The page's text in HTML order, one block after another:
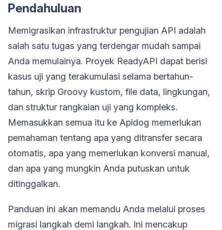
Pendahuluan
Memigrasikan infrastruktur pengujian API adalah
salah satu tugas yang terdengar mudah sampai
Anda memulainya. Proyek ReadyAPI dapat berisi
kasus uji yang terakumulasi selama bertahun-
tahun, skrip Groovy kustom, file data, lingkungan,
dan struktur rangkaian uji yang kompleks.
Memasukkan semua itu ke Apidog memerlukan
pemahaman tentang apa yang ditransfer secara
otomatis, apa yang memerlukan konversi manual,
dan apa yang mungkin Anda putuskan untuk
ditinggalkan.
Panduan ini akan memandu Anda melalui proses
migrasi langkah demi langkah. Ini mencakup